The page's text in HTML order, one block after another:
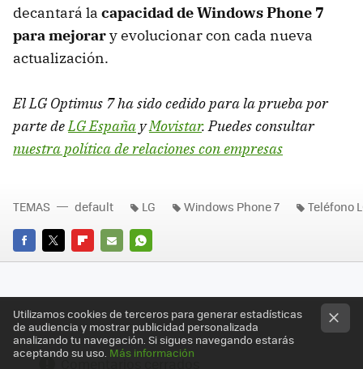
decantará la capacidad de Windows Phone 7
para mejorary evolucionar con cada nueva
actualización.
El LG Optimus 7 ha sido cedido para la prueba por
parte deLG España yMovistar. Puedes consultar
nuestra política de relaciones con empresas
FACEBOOK
TWITTERFLIPBOARD
E-
WHATSAPP
TEMAS default LG Windows Phone 7 Teléfono
Utilizamos cookies de terceros para generar estadísticas
de audiencia y mostrar publicidad personalizada
analizando tu navegación. Si sigues navegando estarás
aceptando su uso. Más información